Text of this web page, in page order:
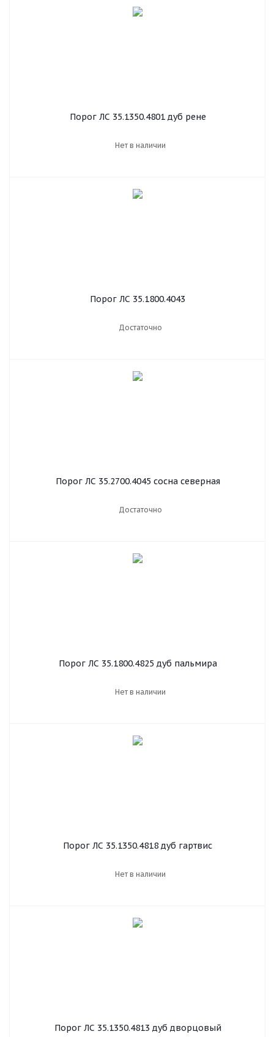
Порог ЛС 35.1350.4801 дуб рене
Нет в наличии
Порог ЛС 35.1800.4043
Достаточно
Порог ЛС 35.2700.4045 сосна северная
Достаточно
Порог ЛС 35.1800.4825 дуб пальмира
Нет в наличии
Порог ЛС 35.1350.4818 дуб гартвис
Нет в наличии
Порог ЛС 35.1350.4813 дуб дворцовый